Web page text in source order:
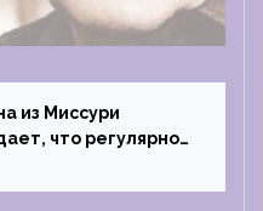
из Миссури
что регулярно